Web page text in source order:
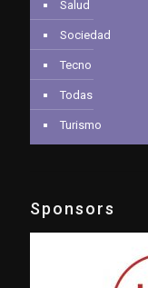
Salud
Sociedad
Tecno
Todas
Turismo
Sponsors